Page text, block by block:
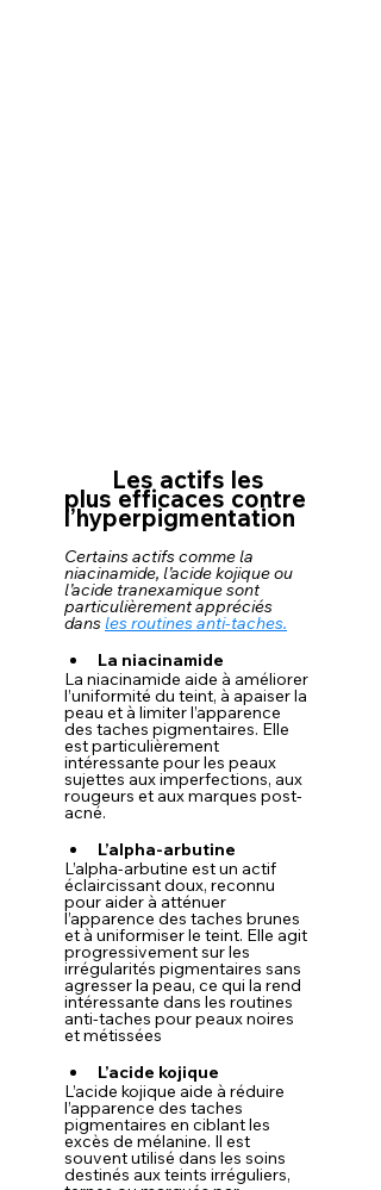
Les actifs les
plus efficaces contre
l’hyperpigmentation
Certains actifs comme la
niacinamide, l’acide kojique ou
l’acide tranexamique sont
particulièrement appréciés
dans les routines anti-taches.
La niacinamide
La niacinamide aide à améliorer
l’uniformité du teint, à apaiser la
peau et à limiter l’apparence
des taches pigmentaires. Elle
est particulièrement
intéressante pour les peaux
sujettes aux imperfections, aux
rougeurs et aux marques post-
acné.
L’alpha-arbutine
L’alpha-arbutine est un actif
éclaircissant doux, reconnu
pour aider à atténuer
l’apparence des taches brunes
et à uniformiser le teint. Elle agit
progressivement sur les
irrégularités pigmentaires sans
agresser la peau, ce qui la rend
intéressante dans les routines
anti-taches pour peaux noires
et métissées
L’acide kojique
L’acide kojique aide à réduire
l’apparence des taches
pigmentaires en ciblant les
excès de mélanine. Il est
souvent utilisé dans les soins
destinés aux teints irréguliers,